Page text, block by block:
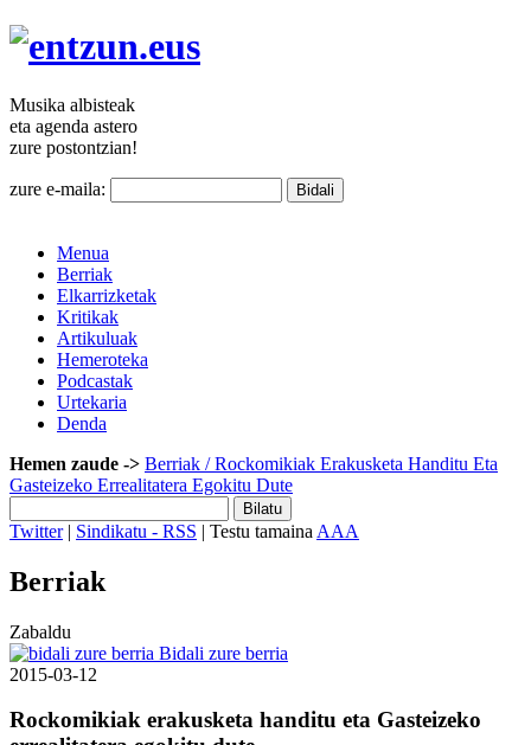
Musika albisteak
eta agenda astero
zure postontzian!
zure e-maila:
Menua
Berriak
Elkarrizketak
Kritikak
Artikuluak
Hemeroteka
Podcastak
Urtekaria
Denda
Hemen zaude -> Berriak / Rockomikiak Erakusketa Handitu Eta
Gasteizeko Errealitatera Egokitu Dute
Twitter| Sindikatu - RSS | Testu tamaina AAA
Berriak
Zabaldu
Bidali zure berria
2015-03-12
Rockomikiak erakusketa handitu eta Gasteizeko